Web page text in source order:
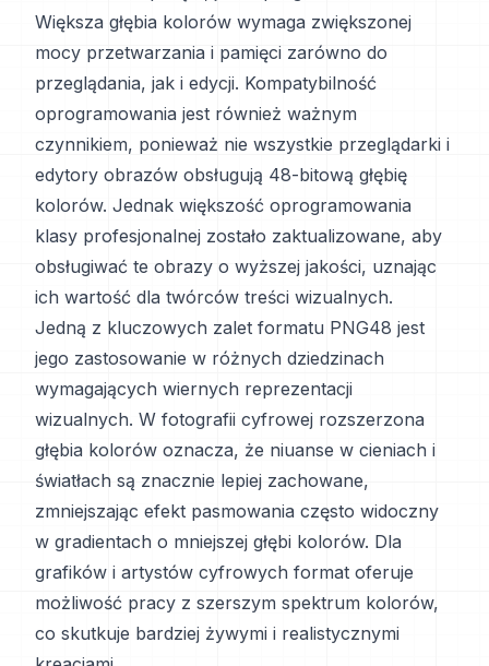
Większa głębia kolorów wymaga zwiększonej
mocy przetwarzania i pamięci zarówno do
przeglądania, jak i edycji. Kompatybilność
oprogramowania jest również ważnym
czynnikiem, ponieważ nie wszystkie przeglądarki i
edytory obrazów obsługują 48-bitową głębię
kolorów. Jednak większość oprogramowania
klasy profesjonalnej zostało zaktualizowane, aby
obsługiwać te obrazy o wyższej jakości, uznając
ich wartość dla twórców treści wizualnych.
Jedną z kluczowych zalet formatu PNG48 jest
jego zastosowanie w różnych dziedzinach
wymagających wiernych reprezentacji
wizualnych. W fotografii cyfrowej rozszerzona
głębia kolorów oznacza, że niuanse w cieniach i
światłach są znacznie lepiej zachowane,
zmniejszając efekt pasmowania często widoczny
w gradientach o mniejszej głębi kolorów. Dla
grafików i artystów cyfrowych format oferuje
możliwość pracy z szerszym spektrum kolorów,
co skutkuje bardziej żywymi i realistycznymi